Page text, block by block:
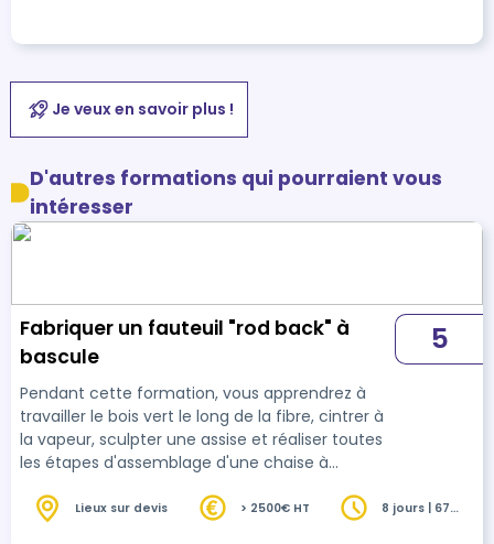
Je veux en savoir plus !
D'autres formations qui pourraient vous
intéresser
Fabriquer un fauteuil "rod back" à
bascule
Pendant cette formation, vous apprendrez à
travailler le bois vert le long de la fibre, cintrer à
la vapeur, sculpter une assise et réaliser toutes
les étapes d'assemblage d'une chaise à
5
Lieux sur devis > 2500€ HT
8 jours | 67